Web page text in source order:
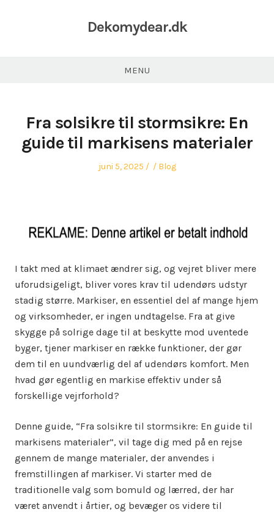
Dekomydear.dk
MENU
Fra solsikre til stormsikre: En
guide til markisens materialer
Posted
juni 5, 2025 Author
Posted
Blog
I takt med at klimaet ændrer sig, og vejret bliver mere
uforudsigeligt, bliver vores krav til udendørs udstyr
stadig større. Markiser, en essentiel del af mange hjem
og virksomheder, er ingen undtagelse. Fra at give
skygge på solrige dage til at beskytte mod uventede
byger, tjener markiser en række funktioner, der gør
dem til en uundværlig del af udendørs komfort. Men
hvad gør egentlig en markise effektiv under så
forskellige vejrforhold?
Denne guide, “Fra solsikre til stormsikre: En guide til
markisens materialer”, vil tage dig med på en rejse
gennem de mange materialer, der anvendes i
fremstillingen af markiser. Vi starter med de
traditionelle valg som bomuld og lærred, der har
været anvendt i årtier, og bevæger os videre til